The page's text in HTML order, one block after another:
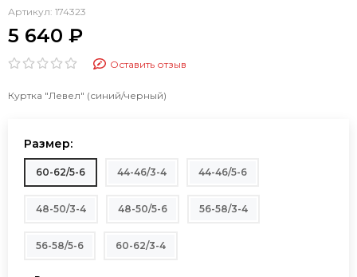
Артикул: 174323
5 640 ₽
Оставить отзыв
Куртка "Левел" (синий/черный)
Размер:
60-62/5-6 44-46/3-4 44-46/5-6
48-50/3-4 48-50/5-6 56-58/3-4
56-58/5-6 60-62/3-4